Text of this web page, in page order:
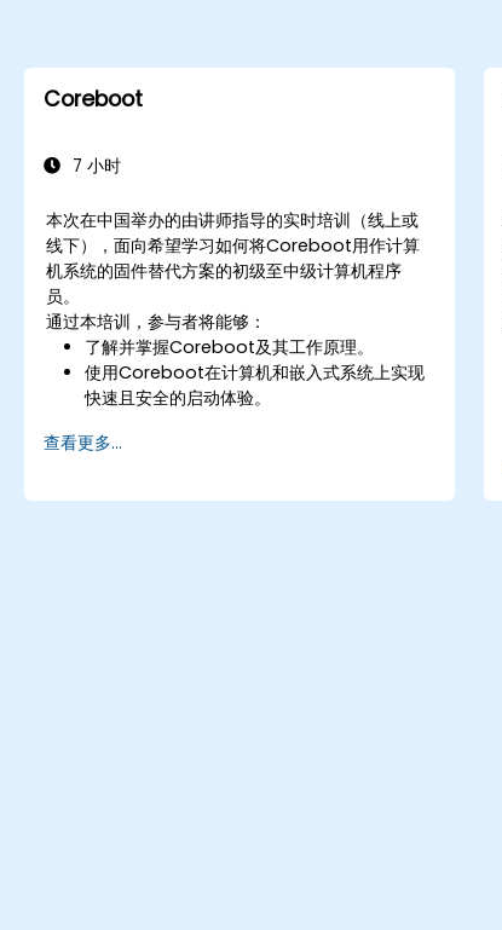
Coreboot
7 小时
本次在中国举办的由讲师指导的实时培训（线上或
线下），面向希望学习如何将Coreboot用作计算
机系统的固件替代方案的初级至中级计算机程序
员。
通过本培训，参与者将能够：
了解并掌握Coreboot及其工作原理。
使用Coreboot在计算机和嵌入式系统上实现
快速且安全的启动体验。
查看更多...